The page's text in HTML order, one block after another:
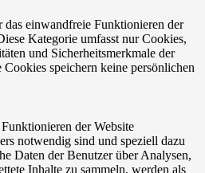
einwandfreie Funktionieren der
Kategorie umfasst nur Cookies,
und Sicherheitsmerkmale der
speichern keine persönlichen
der Website
notwendig sind und speziell dazu
Daten der Benutzer über Analysen,
Inhalte zu sammeln, werden als